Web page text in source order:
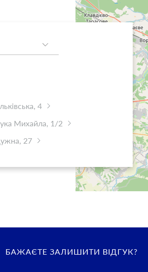
4
Михайла, 1/2
27
БАЖАЄТЕ ЗАЛИШИТИ ВІДГУК?